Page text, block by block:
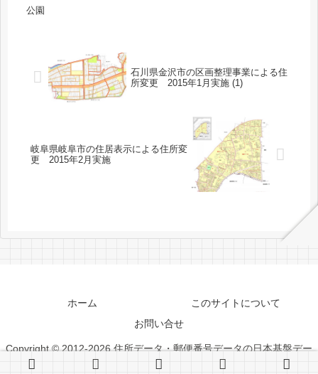
公園
石川県金沢市の区画整理事業による住
所変更 2015年1月実施 (1)
岐阜県岐阜市の住居表示による住所変
更 2015年2月実施
ホーム
このサイトについて
お問い合せ
Copyright © 2012-2026 住所データ・郵便番号データの日本基盤デー
タベース All Rights Reserved.